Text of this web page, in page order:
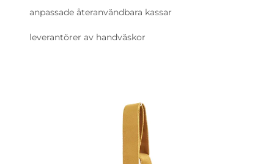
anpassade återanvändbara kassar
leverantörer av handväskor